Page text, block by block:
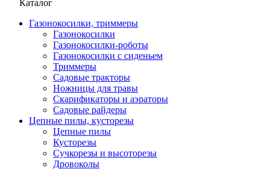
Каталог
Газонокосилки, триммеры
Газонокосилки
Газонокосилки-роботы
Газонокосилки с сиденьем
Триммеры
Садовые тракторы
Ножницы для травы
Скарификаторы и аэраторы
Садовые райдеры
Цепные пилы, кусторезы
Цепные пилы
Кусторезы
Сучкорезы и высоторезы
Дровоколы